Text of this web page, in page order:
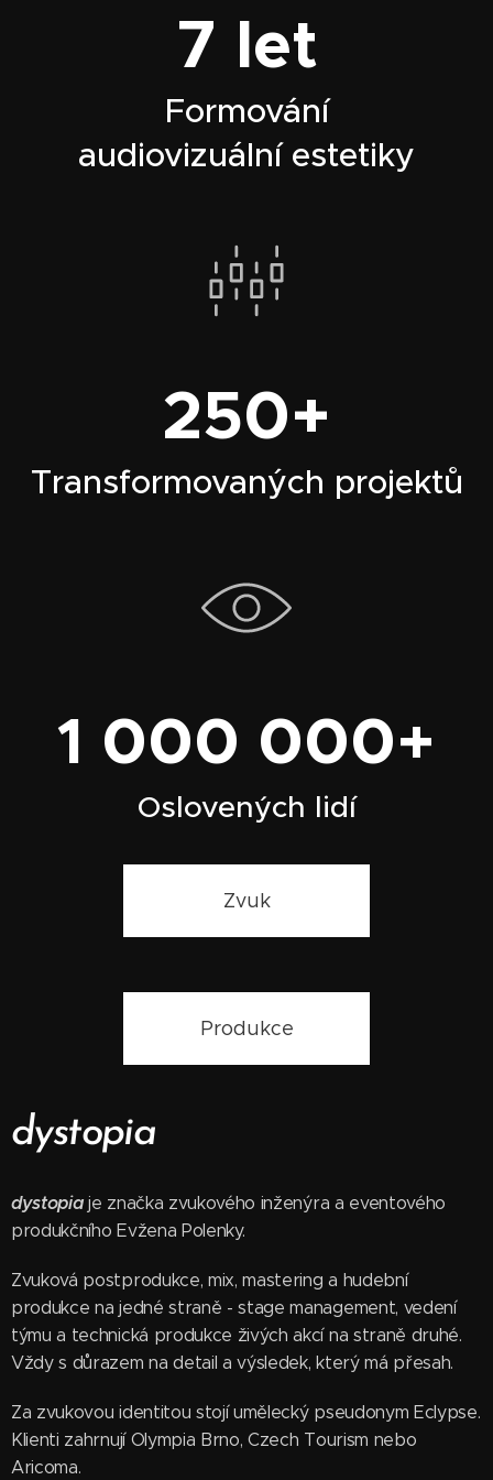
7 let
Formování
audiovizuální estetiky
250+
Transformovaných projektů
1 000 000+
Oslovených lidí
Zvuk
Produkce
dystopia
dystopia je značka zvukového inženýra a eventového
produkčního Evžena Polenky.
Zvuková postprodukce, mix, mastering a hudební
produkce na jedné straně - stage management, vedení
týmu a technická produkce živých akcí na straně druhé.
Vždy s důrazem na detail a výsledek, který má přesah.
Za zvukovou identitou stojí umělecký pseudonym Eclypse.
Klienti zahrnují Olympia Brno, Czech Tourism nebo
Aricoma.